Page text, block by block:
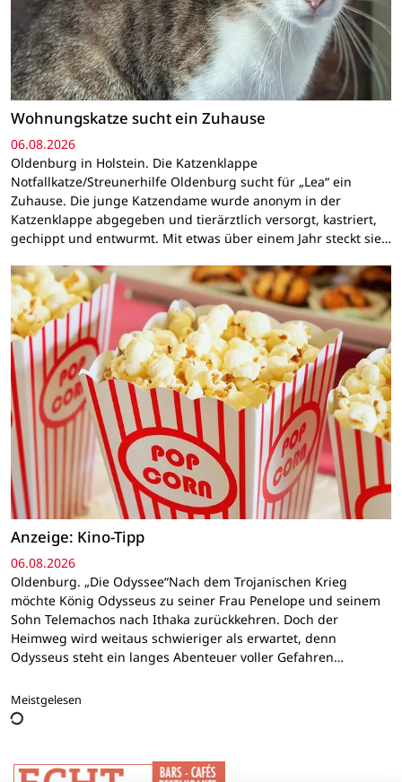
Wohnungskatze sucht ein Zuhause
06.08.2026
Oldenburg in Holstein. Die Katzenklappe
Notfallkatze/Streunerhilfe Oldenburg sucht für „Lea“ ein
Zuhause. Die junge Katzendame wurde anonym in der
Katzenklappe abgegeben und tierärztlich versorgt, kastriert,
gechippt und entwurmt. Mit etwas über einem Jahr steckt sie…
Anzeige: Kino-Tipp
06.08.2026
Oldenburg. „Die Odyssee“Nach dem Trojanischen Krieg
möchte König Odysseus zu seiner Frau Penelope und seinem
Sohn Telemachos nach Ithaka zurückkehren. Doch der
Heimweg wird weitaus schwieriger als erwartet, denn
Odysseus steht ein langes Abenteuer voller Gefahren…
Meistgelesen